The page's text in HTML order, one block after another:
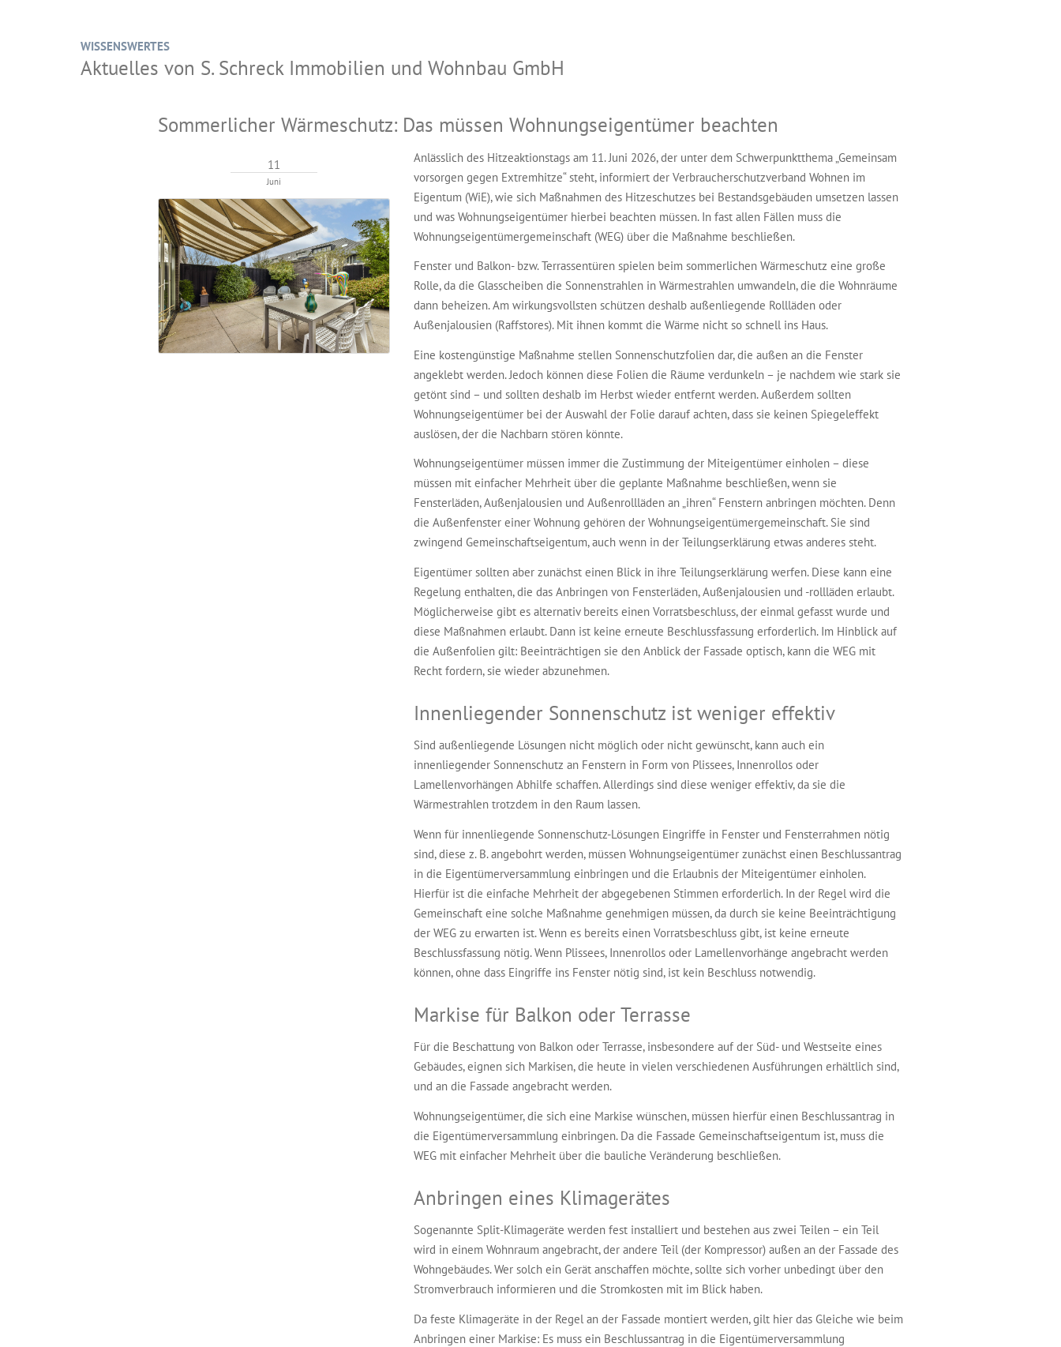
WISSENSWERTES
Aktuelles von S. Schreck Immobilien und Wohnbau GmbH
Sommerlicher Wärmeschutz: Das müssen Wohnungseigentümer beachten
11
Juni
Anlässlich des Hitzeaktionstags am 11. Juni 2026, der unter dem Schwerpunktthema „Gemeinsam
vorsorgen gegen Extremhitze“ steht, informiert der Verbraucherschutzverband Wohnen im
Eigentum (WiE), wie sich Maßnahmen des Hitzeschutzes bei Bestandsgebäuden umsetzen lassen
und was Wohnungseigentümer hierbei beachten müssen. In fast allen Fällen muss die
Wohnungseigentümergemeinschaft (WEG) über die Maßnahme beschließen.
Fenster und Balkon- bzw. Terrassentüren spielen beim sommerlichen Wärmeschutz eine große
Rolle, da die Glasscheiben die Sonnenstrahlen in Wärmestrahlen umwandeln, die die Wohnräume
dann beheizen. Am wirkungsvollsten schützen deshalb außenliegende Rollläden oder
Außenjalousien (Raffstores). Mit ihnen kommt die Wärme nicht so schnell ins Haus.
Eine kostengünstige Maßnahme stellen Sonnenschutzfolien dar, die außen an die Fenster
angeklebt werden. Jedoch können diese Folien die Räume verdunkeln – je nachdem wie stark sie
getönt sind – und sollten deshalb im Herbst wieder entfernt werden. Außerdem sollten
Wohnungseigentümer bei der Auswahl der Folie darauf achten, dass sie keinen Spiegeleffekt
auslösen, der die Nachbarn stören könnte.
Wohnungseigentümer müssen immer die Zustimmung der Miteigentümer einholen – diese
müssen mit einfacher Mehrheit über die geplante Maßnahme beschließen, wenn sie
Fensterläden, Außenjalousien und Außenrollläden an „ihren“ Fenstern anbringen möchten. Denn
die Außenfenster einer Wohnung gehören der Wohnungseigentümergemeinschaft. Sie sind
zwingend Gemeinschaftseigentum, auch wenn in der Teilungserklärung etwas anderes steht.
Eigentümer sollten aber zunächst einen Blick in ihre Teilungserklärung werfen. Diese kann eine
Regelung enthalten, die das Anbringen von Fensterläden, Außenjalousien und -rollläden erlaubt.
Möglicherweise gibt es alternativ bereits einen Vorratsbeschluss, der einmal gefasst wurde und
diese Maßnahmen erlaubt. Dann ist keine erneute Beschlussfassung erforderlich. Im Hinblick auf
die Außenfolien gilt: Beeinträchtigen sie den Anblick der Fassade optisch, kann die WEG mit
Recht fordern, sie wieder abzunehmen.
Innenliegender Sonnenschutz ist weniger effektiv
Sind außenliegende Lösungen nicht möglich oder nicht gewünscht, kann auch ein
innenliegender Sonnenschutz an Fenstern in Form von Plissees, Innenrollos oder
Lamellenvorhängen Abhilfe schaffen. Allerdings sind diese weniger effektiv, da sie die
Wärmestrahlen trotzdem in den Raum lassen.
Wenn für innenliegende Sonnenschutz-Lösungen Eingriffe in Fenster und Fensterrahmen nötig
sind, diese z. B. angebohrt werden, müssen Wohnungseigentümer zunächst einen Beschlussantrag
in die Eigentümerversammlung einbringen und die Erlaubnis der Miteigentümer einholen.
Hierfür ist die einfache Mehrheit der abgegebenen Stimmen erforderlich. In der Regel wird die
Gemeinschaft eine solche Maßnahme genehmigen müssen, da durch sie keine Beeinträchtigung
der WEG zu erwarten ist. Wenn es bereits einen Vorratsbeschluss gibt, ist keine erneute
Beschlussfassung nötig. Wenn Plissees, Innenrollos oder Lamellenvorhänge angebracht werden
können, ohne dass Eingriffe ins Fenster nötig sind, ist kein Beschluss notwendig.
Markise für Balkon oder Terrasse
Für die Beschattung von Balkon oder Terrasse, insbesondere auf der Süd- und Westseite eines
Gebäudes, eignen sich Markisen, die heute in vielen verschiedenen Ausführungen erhältlich sind,
und an die Fassade angebracht werden.
Wohnungseigentümer, die sich eine Markise wünschen, müssen hierfür einen Beschlussantrag in
die Eigentümerversammlung einbringen. Da die Fassade Gemeinschaftseigentum ist, muss die
WEG mit einfacher Mehrheit über die bauliche Veränderung beschließen.
Anbringen eines Klimagerätes
Sogenannte Split-Klimageräte werden fest installiert und bestehen aus zwei Teilen – ein Teil
wird in einem Wohnraum angebracht, der andere Teil (der Kompressor) außen an der Fassade des
Wohngebäudes. Wer solch ein Gerät anschaffen möchte, sollte sich vorher unbedingt über den
Stromverbrauch informieren und die Stromkosten mit im Blick haben.
Da feste Klimageräte in der Regel an der Fassade montiert werden, gilt hier das Gleiche wie beim
Anbringen einer Markise: Es muss ein Beschlussantrag in die Eigentümerversammlung